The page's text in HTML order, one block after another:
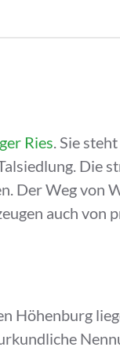
Ries. Sie
Die
Der Weg von
auch von
Höhenburg